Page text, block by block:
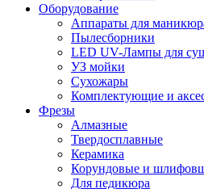
Оборудование
Аппараты для
Пылесборники
LED UV-Лампы для
УЗ мойки
Сухожары
Комплектующие и
Фрезы
Алмазные
Твердосплавные
Керамика
Корундовые и
Для педикюра